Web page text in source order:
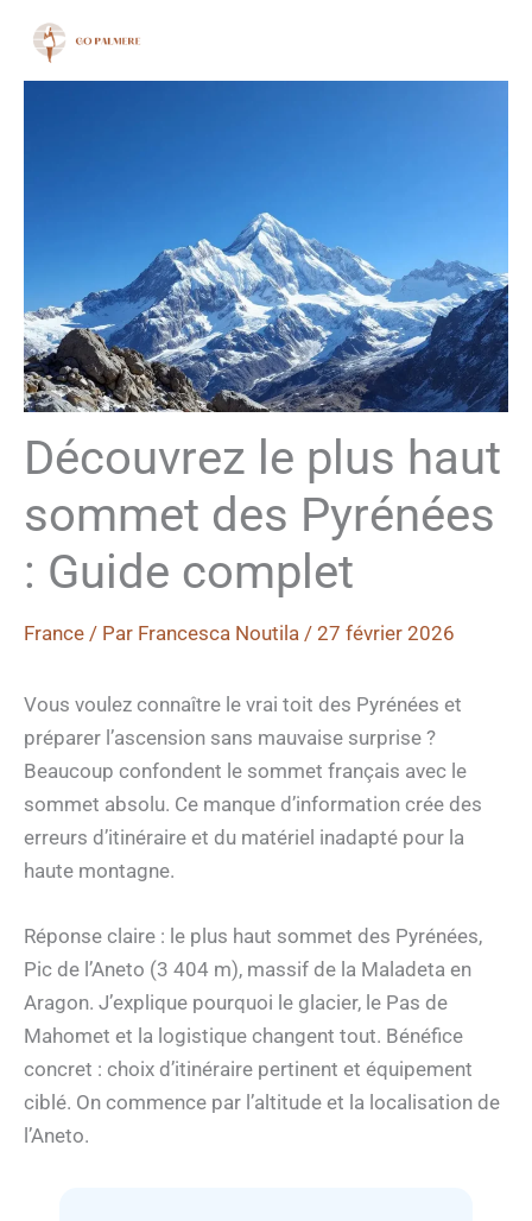
contenu
Découvrez le plus haut
sommet des Pyrénées
: Guide complet
France / Par Francesca Noutila / 27 février 2026
Vous voulez connaître le vrai toit des Pyrénées et
préparer l’ascension sans mauvaise surprise ?
Beaucoup confondent le sommet français avec le
sommet absolu. Ce manque d’information crée des
erreurs d’itinéraire et du matériel inadapté pour la
haute montagne.
Réponse claire : le plus haut sommet des Pyrénées,
Pic de l’Aneto (3 404 m), massif de la Maladeta en
Aragon. J’explique pourquoi le glacier, le Pas de
Mahomet et la logistique changent tout. Bénéfice
concret : choix d’itinéraire pertinent et équipement
ciblé. On commence par l’altitude et la localisation de
l’Aneto.